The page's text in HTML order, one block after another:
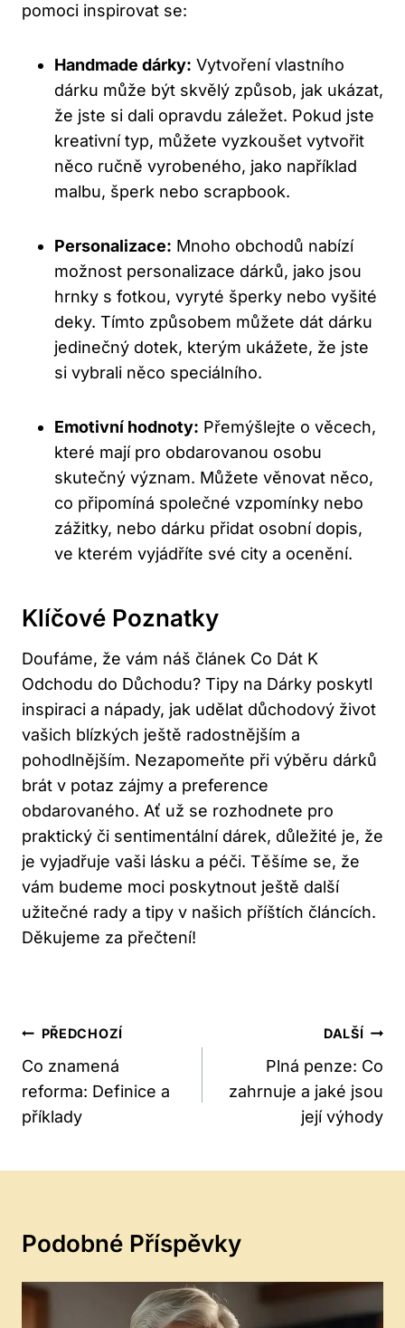
pomoci inspirovat se:
Handmade dárky: Vytvoření vlastního
dárku může být skvělý způsob, jak ukázat,
že jste si dali opravdu záležet. Pokud jste
kreativní typ, můžete vyzkoušet vytvořit
něco ručně vyrobeného, jako například
malbu, šperk nebo scrapbook.
Personalizace: Mnoho obchodů nabízí
možnost personalizace dárků, jako jsou
hrnky s fotkou, vyryté šperky nebo vyšité
deky. Tímto způsobem můžete dát dárku
jedinečný dotek, kterým ukážete, že jste
si vybrali něco speciálního.
Emotivní hodnoty: Přemýšlejte o věcech,
které mají pro obdarovanou osobu
skutečný význam. Můžete věnovat něco,
co připomíná společné vzpomínky nebo
zážitky, nebo dárku přidat osobní dopis,
ve kterém vyjádříte své city a ocenění.
Klíčové Poznatky
Doufáme, že vám náš článek Co Dát K
Odchodu do Důchodu? Tipy na Dárky poskytl
inspiraci a nápady, jak udělat důchodový život
vašich blízkých ještě radostnějším a
pohodlnějším. Nezapomeňte při výběru dárků
brát v potaz zájmy a preference
obdarovaného. Ať už se rozhodnete pro
praktický či sentimentální dárek, důležité je, že
je vyjadřuje vaši lásku a péči. Těšíme se, že
vám budeme moci poskytnout ještě další
užitečné rady a tipy v našich příštích článcích.
Děkujeme za přečtení!
Navigace
Pro
Příspěvek
PŘEDCHOZÍ
Co znamená
reforma: Definice a
příklady
DALŠÍ
Plná penze: Co
zahrnuje a jaké jsou
její výhody
Podobné Příspěvky